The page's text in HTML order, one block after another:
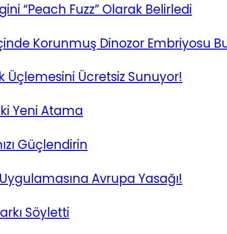
Fuzz” Olarak Belirledi
Korunmuş Dinozor Embriyosu
Ücretsiz Sunuyor!
Atama
Avrupa Yasağı!
Söyletti